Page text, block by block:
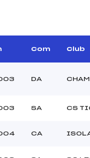
Altitude départ :
Altitude arrivée :
Heure de départ :
Com Club
DA
SA CS
CA